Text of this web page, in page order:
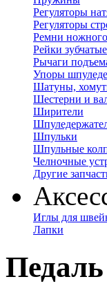
Регуляторы
Регуляторы
Ремни
Рейки зубчатые
Рычаги
Упоры
Шатуны,
Шестерни и
Ширители
Шпульки
Шпульные
Челночные
Другие
Иглы для
Лапки